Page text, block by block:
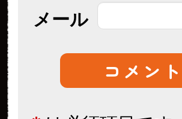
メール